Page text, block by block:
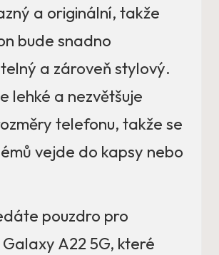
a originální, takže
bude snadno
a zároveň stylový.
lehké a nezvětšuje
telefonu, takže se
vejde do kapsy nebo
pouzdro pro
Galaxy A22 5G, které